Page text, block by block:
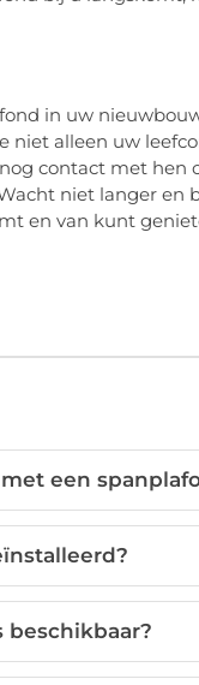
in uw
niet alleen uw
contact met hen
niet langer en
en van kunt
een
beschikbaar?